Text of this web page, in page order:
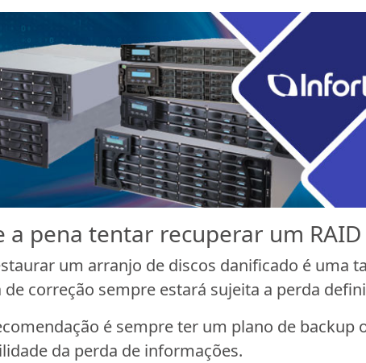
a pena tentar recuperar um
um arranjo de discos danificado é
correção sempre estará sujeita a perda
é sempre ter um plano de
da perda de informações.